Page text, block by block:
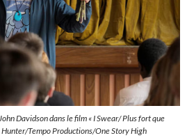
Davidson dans le film « I Swear/ Plus fort que
Hunter/Tempo Productions/One Story High